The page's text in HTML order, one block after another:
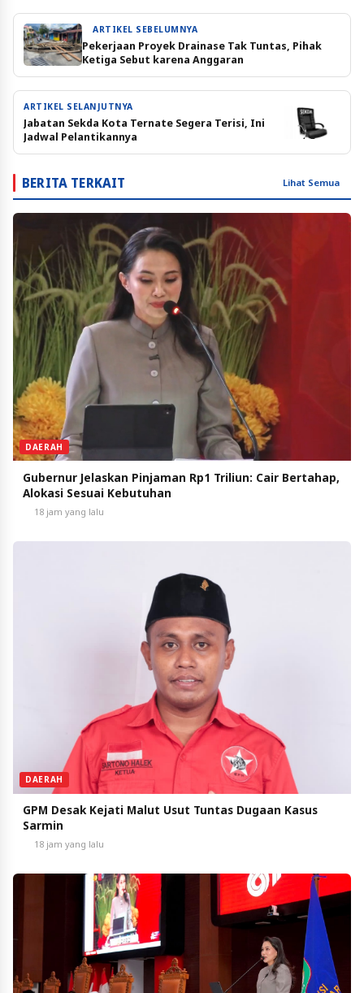
ARTIKEL SEBELUMNYA
Pekerjaan Proyek Drainase Tak Tuntas, Pihak
Ketiga Sebut karena Anggaran
ARTIKEL SELANJUTNYA
Jabatan Sekda Kota Ternate Segera Terisi, Ini
Jadwal Pelantikannya
BERITA TERKAIT Lihat Semua
DAERAH
Gubernur Jelaskan Pinjaman Rp1 Triliun: Cair Bertahap,
Alokasi Sesuai Kebutuhan
18 jam yang lalu
DAERAH
GPM Desak Kejati Malut Usut Tuntas Dugaan Kasus
Sarmin
18 jam yang lalu